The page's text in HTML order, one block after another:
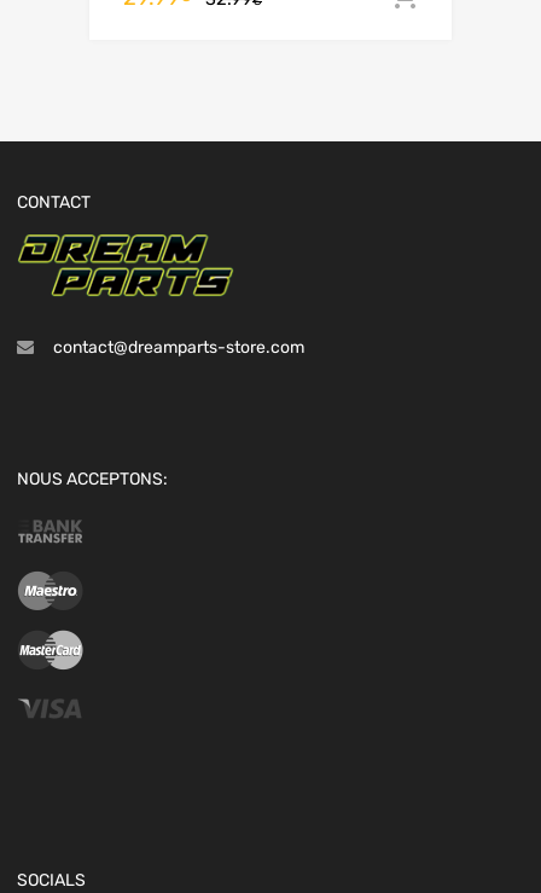
CONTACT
contact@dreamparts-store.com
NOUS ACCEPTONS:
SOCIALS